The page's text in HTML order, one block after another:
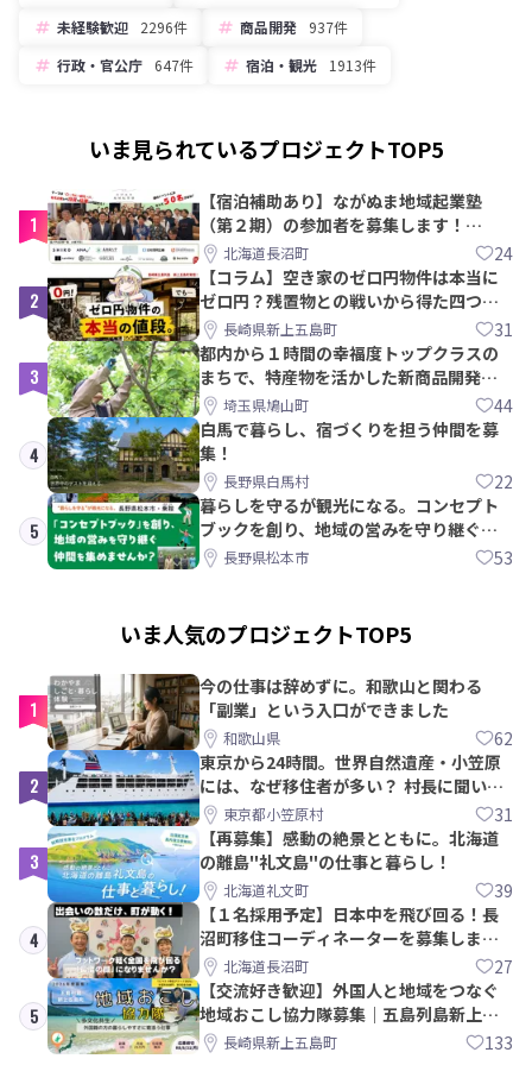
未経験歓迎
2296件 商品開発
937件
行政・官公庁
647件 宿泊・観光 1913件
いま見られているプロジェクトTOP5
1
【宿泊補助あり】ながぬま地域起業塾
（第２期）の参加者を募集します！
【8/21〆】
北海道長沼町 24
2
【コラム】空き家のゼロ円物件は本当に
ゼロ円？残置物との戦いから得た四つの
教訓｜新上五島町
長崎県新上五島町 31
3
都内から１時間の幸福度トップクラスの
まちで、特産物を活かした新商品開発＆
PRメンバー募集！
埼玉県鳩山町 44
4
白馬で暮らし、宿づくりを担う仲間を募
集！
長野県白馬村 22
5
暮らしを守るが観光になる。コンセプト
ブックを創り、地域の営みを守り継ぐ仲
間を集めませんか？
長野県松本市 53
いま人気のプロジェクトTOP5
1
今の仕事は辞めずに。和歌山と関わる
「副業」という入口ができました
和歌山県 62
2
東京から24時間。世界自然遺産・小笠原
には、なぜ移住者が多い？ 村長に聞いて
みた東京都小笠原村 31
3
【再募集】感動の絶景とともに。北海道
の離島"礼文島"の仕事と暮らし！
北海道礼文町 39
4
【１名採用予定】日本中を飛び回る！長
沼町移住コーディネーターを募集しま
す！北海道長沼町 27
5
【交流好き歓迎】外国人と地域をつなぐ
地域おこし協力隊募集｜五島列島新上五
島町長崎県新上五島町 133